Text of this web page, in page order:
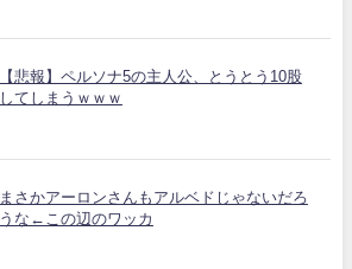
【悲報】ペルソナ5の主人公、とうとう10股
してしまうｗｗｗ
まさかアーロンさんもアルベドじゃないだろ
うな←この辺のワッカ